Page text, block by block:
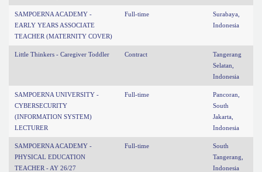
SAMPOERNA ACADEMY -
EARLY YEARS ASSOCIATE
TEACHER (MATERNITY COVER)
Full-time
Surabaya,
Indonesia
Little Thinkers - Caregiver Toddler Contract
Tangerang
Selatan,
Indonesia
SAMPOERNA UNIVERSITY -
CYBERSECURITY
(INFORMATION SYSTEM)
LECTURER
Full-time
Pancoran,
South
Jakarta,
Indonesia
SAMPOERNA ACADEMY -
PHYSICAL EDUCATION
TEACHER - AY 26/27
Full-time
South
Tangerang,
Indonesia